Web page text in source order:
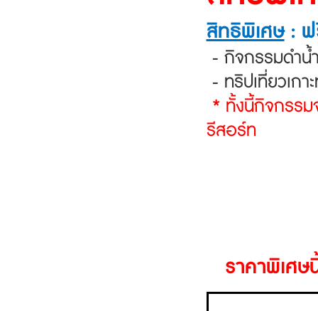
สิทธิพิเศษ: ฟ
- กิจกรรมดำน้
- ทริปเที่ยวเก
* ทั้งนี้กิจกรรม
รีสอร์ท
ราคาพิเศ